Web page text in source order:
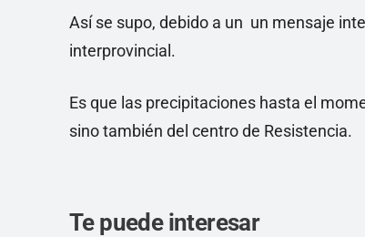
Así se supo, debido a un un mensaje
interprovincial.
Es que las precipitaciones hasta el
sino también del centro de Resistencia.
Te puede interesar